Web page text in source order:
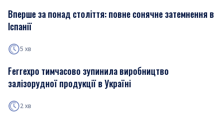
Вперше за понад століття: повне сонячне затемнення в
Іспанії
5 хв
Ferrexpo тимчасово зупинила виробництво
залізорудної продукції в Україні
2 хв